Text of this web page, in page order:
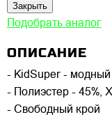
Закрыть
Подобрать аналог
ОПИСАНИЕ
- KidSuper -
- Полиэстер - 45%,
- Свободный крой